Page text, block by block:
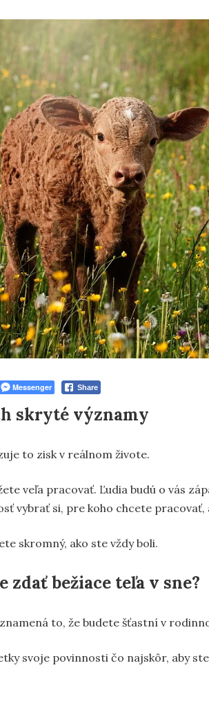
Messenger Share
skryté významy
to zisk v reálnom živote.
veľa pracovať. Ľudia budú o vás
vybrať si, pre koho chcete pracovať,
skromný, ako ste vždy boli.
zdať bežiace teľa v sne?
to, že budete šťastní v
svoje povinnosti čo najskôr, aby